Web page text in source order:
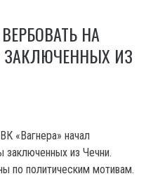
НА
ЗАКЛЮЧЕННЫХ ИЗ
«Вагнера» начал
заключенных из Чечни.
по политическим мотивам.